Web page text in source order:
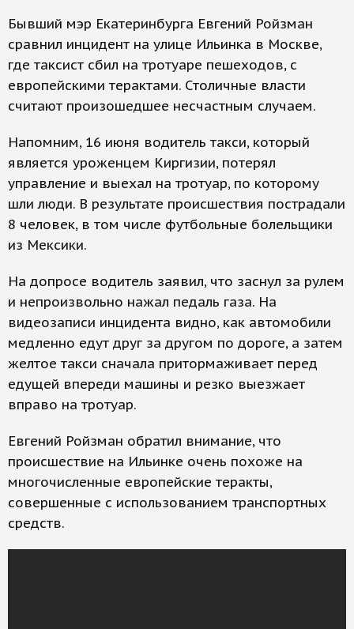
Бывший мэр Екатеринбурга Евгений Ройзман
сравнил инцидент на улице Ильинка в Москве,
где таксист сбил на тротуаре пешеходов, с
европейскими терактами. Столичные власти
считают произошедшее несчастным случаем.
Напомним, 16 июня водитель такси, который
является уроженцем Киргизии, потерял
управление и выехал на тротуар, по которому
шли люди. В результате происшествия пострадали
8 человек, в том числе футбольные болельщики
из Мексики.
На допросе водитель заявил, что заснул за рулем
и непроизвольно нажал педаль газа. На
видеозаписи инцидента видно, как автомобили
медленно едут друг за другом по дороге, а затем
желтое такси сначала притормаживает перед
едущей впереди машины и резко выезжает
вправо на тротуар.
Евгений Ройзман обратил внимание, что
происшествие на Ильинке очень похоже на
многочисленные европейские теракты,
совершенные с использованием транспортных
средств.